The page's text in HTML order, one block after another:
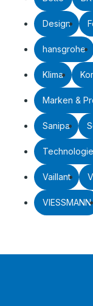
Design
hansgrohe
Klima
Marken &
Sanipa
Vaillant
VIESSMANN